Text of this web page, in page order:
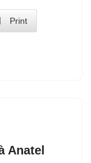
Print
Anatel